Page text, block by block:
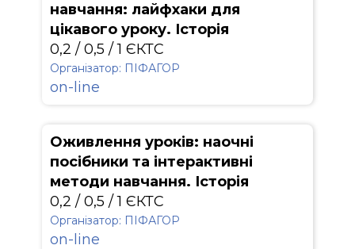
навчання: лайфхаки для
цікавого уроку. Історія
0,2 / 0,5 / 1 ЄКТС
Організатор: ПІФАГОР
on-line
Оживлення уроків: наочні
посібники та інтерактивні
методи навчання. Історія
0,2 / 0,5 / 1 ЄКТС
Організатор: ПІФАГОР
on-line